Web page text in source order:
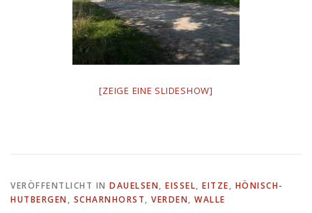
[ZEIGE EINE SLIDESHOW]
VERÖFFENTLICHT IN DAUELSEN, EISSEL, EITZE, HÖNISCH-
HUTBERGEN, SCHARNHORST, VERDEN, WALLE